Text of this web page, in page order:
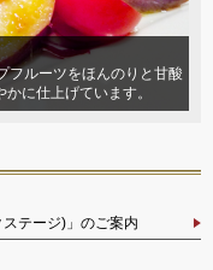
フルーツをほんのりと甘酸
に仕上げています。
テージ)」のご案内